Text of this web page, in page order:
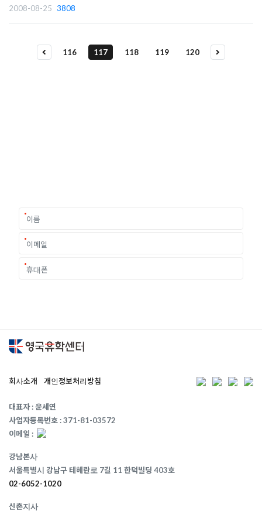
기간 동안만 접속이 가능하며, 지원기간 동안에는 언제라도 수정이 가능하니
2008-08-25 3808
116 117 118 119 120
회사소개 개인정보처리방침
대표자 : 윤세연
사업자등록번호 : 371-81-03572
이메일 :
강남본사
서울특별시 강남구 테헤란로 7길 11 한덕빌딩 403호
02-6052-1020
신촌지사